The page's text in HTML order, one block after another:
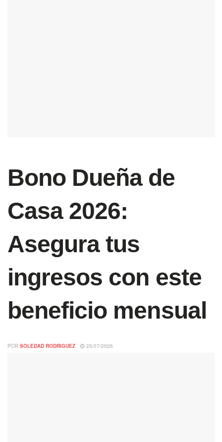
Bono Dueña de
Casa 2026:
Asegura tus
ingresos con este
beneficio mensual
POR SOLEDAD RODRIGUEZ 25/07/2026